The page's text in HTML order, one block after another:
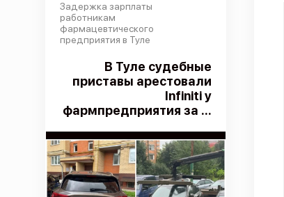
Задержка зарплаты
работникам
фармацевтического
предприятия в Туле
В Туле судебные
приставы арестовали
Infiniti у
фармпредприятия за ...